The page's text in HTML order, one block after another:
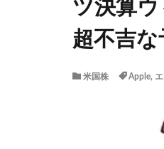
ツ決算
超不吉
米国株 Apple,